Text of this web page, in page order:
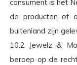
consument is het
de producten of
buitenland zijn
10.2 Jewelz &
beroep op de